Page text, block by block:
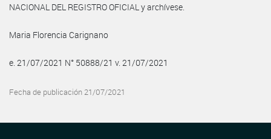
NACIONAL DEL REGISTRO OFICIAL y archívese.
Maria Florencia Carignano
e. 21/07/2021 N° 50888/21 v. 21/07/2021
Fecha de publicación 21/07/2021